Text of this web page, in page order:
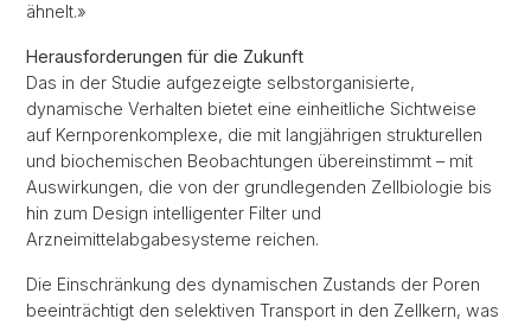
ähnelt.»
Herausforderungen für die Zukunft
Das in der Studie aufgezeigte selbstorganisierte,
dynamische Verhalten bietet eine einheitliche Sichtweise
auf Kernporenkomplexe, die mit langjährigen strukturellen
und biochemischen Beobachtungen übereinstimmt – mit
Auswirkungen, die von der grundlegenden Zellbiologie bis
hin zum Design intelligenter Filter und
Arzneimittelabgabesysteme reichen.
Die Einschränkung des dynamischen Zustands der Poren
beeinträchtigt den selektiven Transport in den Zellkern, was